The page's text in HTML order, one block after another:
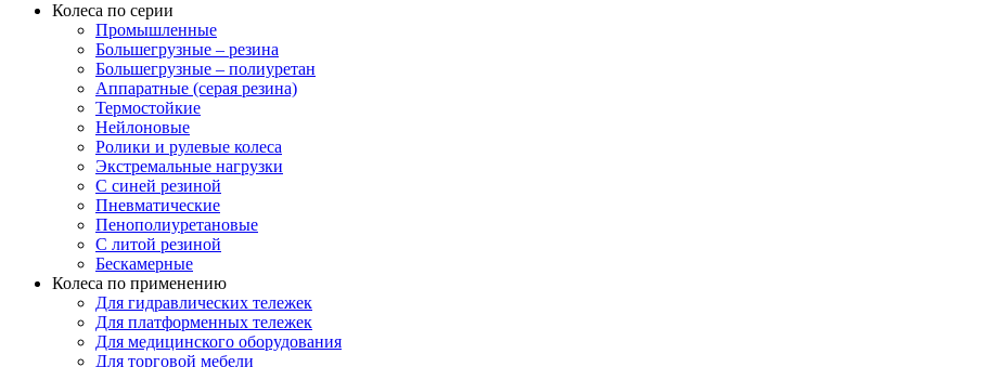
Колеса по серии
Промышленные
Большегрузные – резина
Большегрузные – полиуретан
Аппаратные (серая резина)
Термостойкие
Нейлоновые
Ролики и рулевые колеса
Экстремальные нагрузки
С синей резиной
Пневматические
Пенополиуретановые
С литой резиной
Бескамерные
Колеса по применению
Для гидравлических тележек
Для платформенных тележек
Для медицинского оборудования
Для торговой мебели